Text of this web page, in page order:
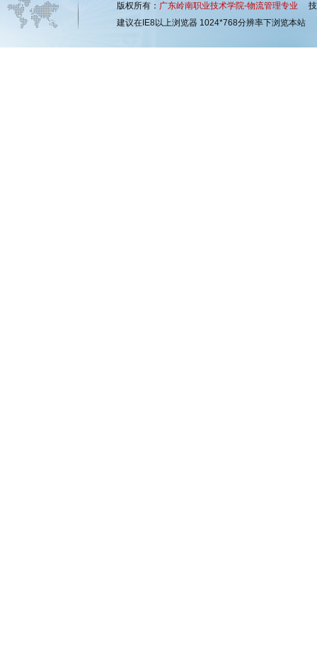
版权所有： 广东岭南职业技术学院-物流管理专业 技
建议在IE8以上浏览器 1024*768分辨率下浏览本站